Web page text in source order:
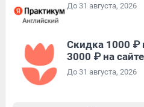
До 31 августа, 2026
Скидка 1000 ₽
3000 ₽ на
До 31 августа, 2026